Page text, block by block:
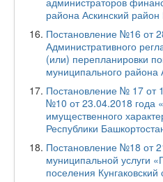
района Аскинский
Постановление №16 от
Административного
(или) перепланировки
муниципального района
Постановление № 17 от
№10 от 23.04.2018 года
имущественного
Республики
Постановление №18 от
муниципальной услуги
поселения